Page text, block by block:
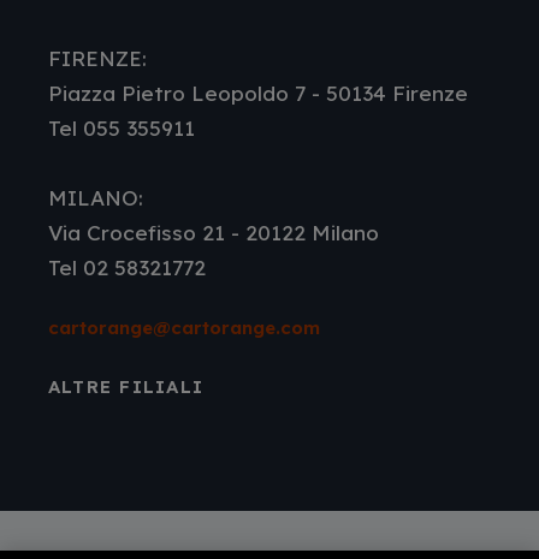
FIRENZE:
Piazza Pietro Leopoldo 7 - 50134 Firenze
Tel 055 355911
MILANO:
Via Crocefisso 21 - 20122 Milano
Tel 02 58321772
cartorange@cartorange.com
ALTRE FILIALI